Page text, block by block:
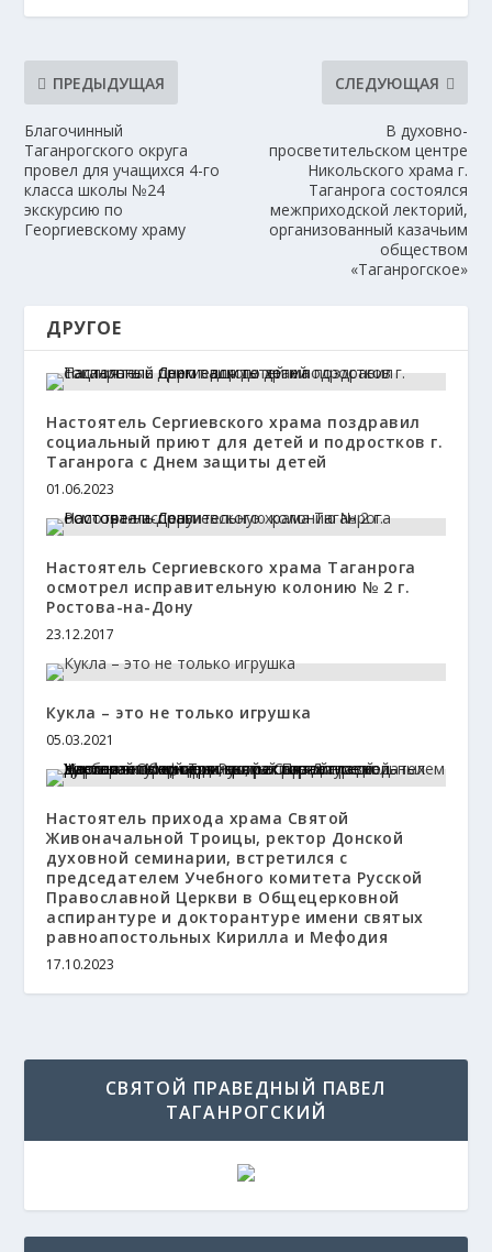
ПРЕДЫДУЩАЯ
Благочинный
Таганрогского округа
провел для учащихся 4-го
класса школы №24
экскурсию по
Георгиевскому храму
СЛЕДУЮЩАЯ
В духовно-
просветительском центре
Никольского храма г.
Таганрога состоялся
межприходской лекторий,
организованный казачьим
обществом
«Таганрогское»
ДРУГОЕ
Настоятель Сергиевского храма поздравил
социальный приют для детей и подростков г.
Таганрога с Днем защиты детей
01.06.2023
Настоятель Сергиевского храма Таганрога
осмотрел исправительную колонию № 2 г.
Ростова-на-Дону
23.12.2017
Кукла – это не только игрушка
05.03.2021
Настоятель прихода храма Святой
Живоначальной Троицы, ректор Донской
духовной семинарии, встретился с
председателем Учебного комитета Русской
Православной Церкви в Общецерковной
аспирантуре и докторантуре имени святых
равноапостольных Кирилла и Мефодия
17.10.2023
СВЯТОЙ ПРАВЕДНЫЙ ПАВЕЛ
ТАГАНРОГСКИЙ